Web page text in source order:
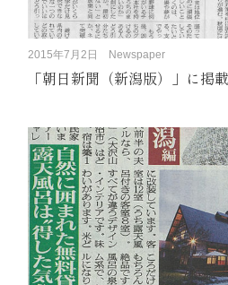
2015年7月2日 Newspaper
「朝日新聞（新潟版）」に掲